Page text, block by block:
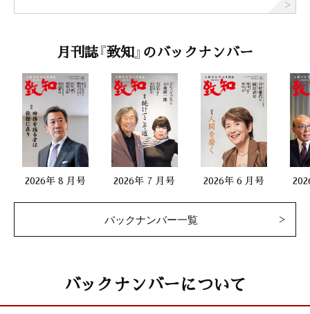
月刊誌『致知』のバックナンバー
2026年 8 月号 2026年 7 月号 2026年 6 月号
バックナンバー一覧
バックナンバーについて